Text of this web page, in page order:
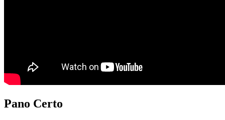
Pano Certo